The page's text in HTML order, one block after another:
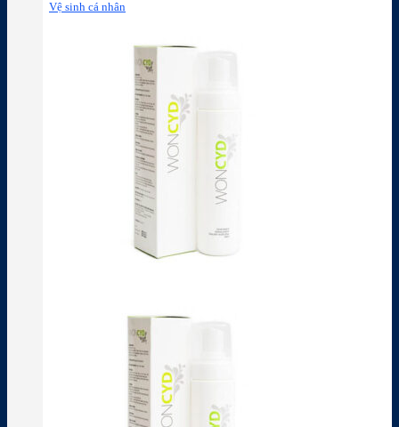
Vệ sinh cá nhân